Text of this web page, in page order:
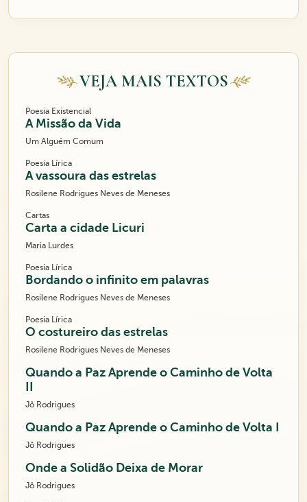
VEJA MAIS TEXTOS
Poesia Existencial
A Missão da Vida
Um Alguém Comum
Poesia Lírica
A vassoura das estrelas
Rosilene Rodrigues Neves de Meneses
Cartas
Carta a cidade Licuri
Maria Lurdes
Poesia Lírica
Bordando o infinito em palavras
Rosilene Rodrigues Neves de Meneses
Poesia Lírica
O costureiro das estrelas
Rosilene Rodrigues Neves de Meneses
Quando a Paz Aprende o Caminho de Volta
Jô Rodrigues
Quando a Paz Aprende o Caminho de Volta I
Jô Rodrigues
Onde a Solidão Deixa de Morar
Jô Rodrigues